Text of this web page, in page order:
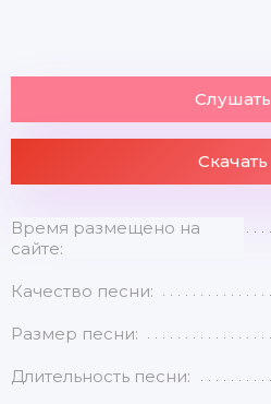
Слушать
Скачать
Время размещено на
сайте:
Качество песни:
Размер песни:
Длительность песни: